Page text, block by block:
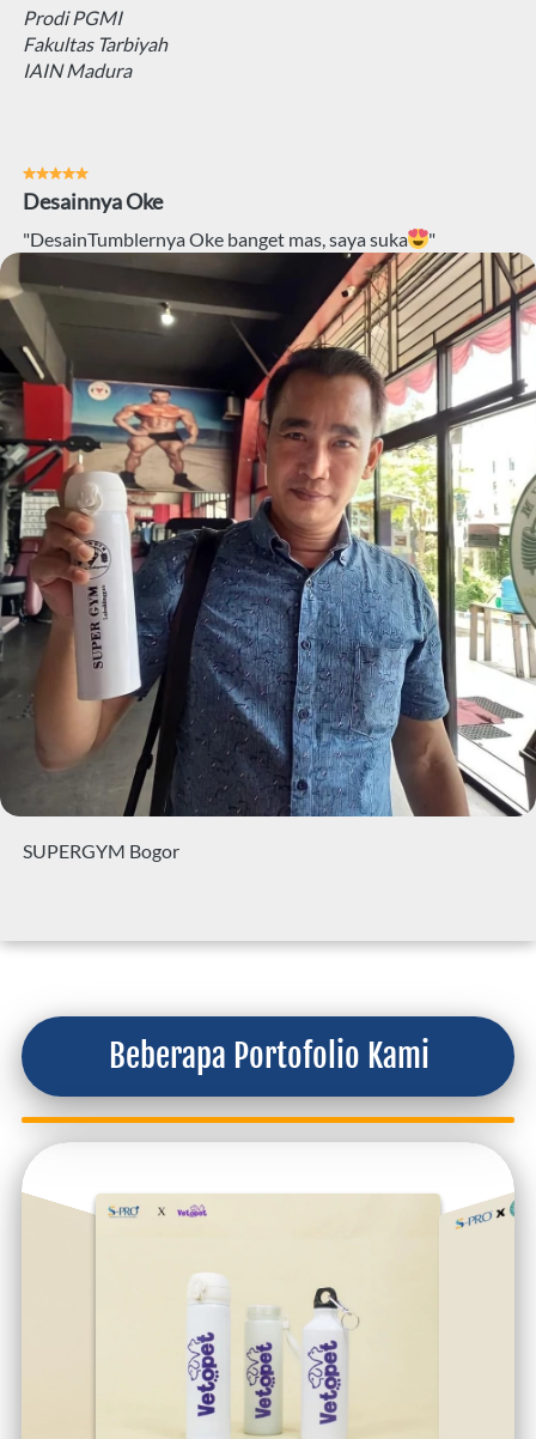
Prodi PGMI
Fakultas Tarbiyah
IAIN Madura
Desainnya Oke
"DesainTumblernya Oke banget mas, saya suka "
SUPERGYM Bogor
Beberapa Portofolio Kami